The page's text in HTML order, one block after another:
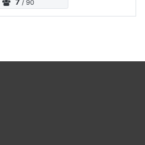
7 / 90